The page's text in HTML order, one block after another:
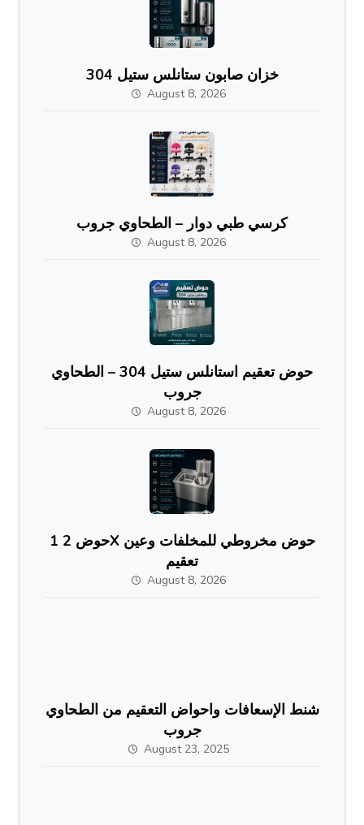
خزان صابون ستانلس ستيل 304
August 8, 2026
كرسي طبي دوار – الطحاوي جروب
August 8, 2026
حوض تعقيم استانلس ستيل 304 – الطحاوي
جروب
August 8, 2026
حوض 2 1X حوض مخروطي للمخلفات وعين
تعقيم
August 8, 2026
شنط الإسعافات واحواض التعقيم من الطحاوي
جروب
August 23, 2025